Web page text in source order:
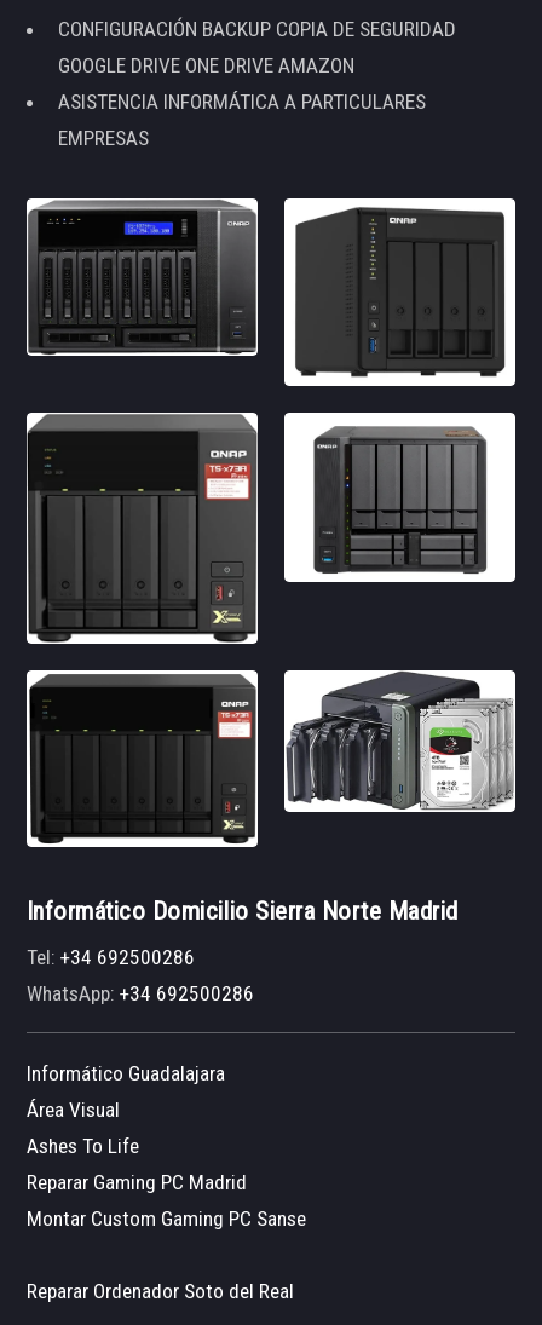
CONFIGURACIÓN BACKUP COPIA DE SEGURIDAD
GOOGLE DRIVE ONE DRIVE AMAZON
ASISTENCIA INFORMÁTICA A PARTICULARES
EMPRESAS
Informático Domicilio Sierra Norte Madrid
Tel:+34 692500286
WhatsApp:+34 692500286
Informático Guadalajara
Área Visual
Ashes To Life
Reparar Gaming PC Madrid
Montar Custom Gaming PC Sanse
Reparar Ordenador Soto del Real